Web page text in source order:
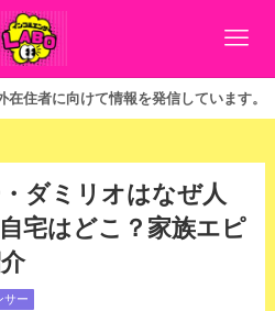
向けて情報を発信しています。
ダミリオはなぜ人
宅はどこ？家族エピ
サー